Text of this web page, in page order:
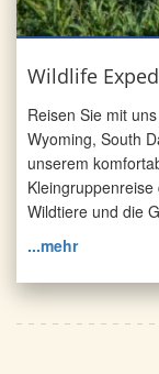
Wildlife
Reisen Sie mit
Wyoming, South
unserem
Wildtiere und die
...mehr